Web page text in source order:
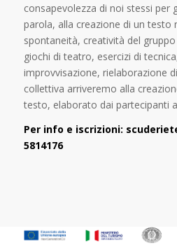
consapevolezza di noi stessi per
parola, alla creazione di un testo
spontaneità, creatività del
giochi di teatro, esercizi di
improvvisazione, rielaborazione
collettiva arriveremo alla
testo, elaborato dai partecipanti
Per info e iscrizioni:
5814176